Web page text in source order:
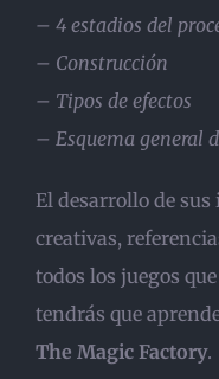
– 4 estadios del
– Construcción
– Tipos de efectos
– Esquema general
El desarrollo de sus
creativas,
todos los juegos
tendrás que
The Magic Factory.